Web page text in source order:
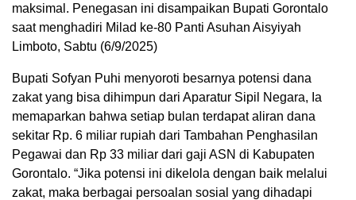
maksimal. Penegasan ini disampaikan Bupati Gorontalo
saat menghadiri Milad ke-80 Panti Asuhan Aisyiyah
Limboto, Sabtu (6/9/2025)
Bupati Sofyan Puhi menyoroti besarnya potensi dana
zakat yang bisa dihimpun dari Aparatur Sipil Negara, Ia
memaparkan bahwa setiap bulan terdapat aliran dana
sekitar Rp. 6 miliar rupiah dari Tambahan Penghasilan
Pegawai dan Rp 33 miliar dari gaji ASN di Kabupaten
Gorontalo. “Jika potensi ini dikelola dengan baik melalui
zakat, maka berbagai persoalan sosial yang dihadapi